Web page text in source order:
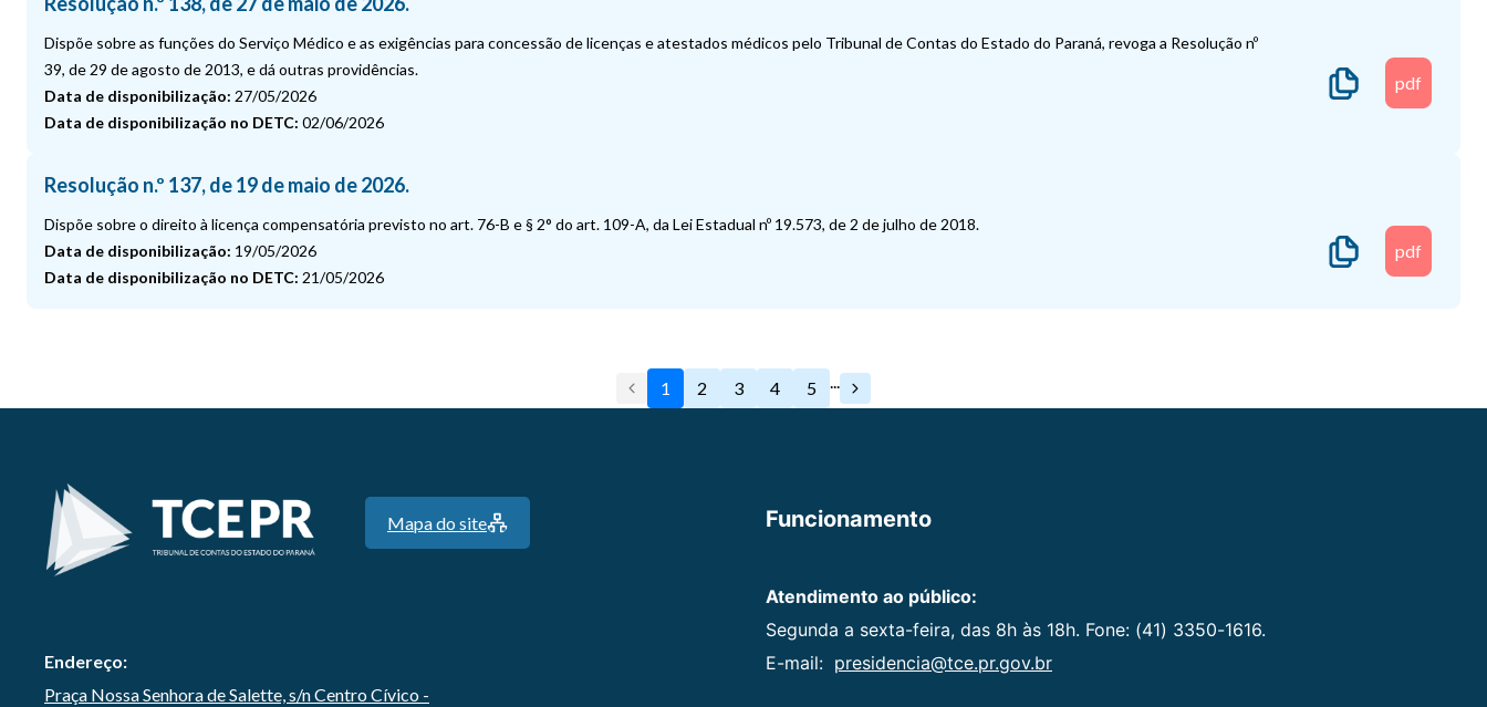
Dispõe sobre as funções do Serviço Médico e as exigências para concessão de licenças e atestados médicos pelo Tribunal de Contas do Estado do Paraná, revoga a Resolução nº
39, de 29 de agosto de 2013, e dá outras providências.
Data de disponibilização: 27/05/2026
Data de disponibilização no DETC: 02/06/2026
pdf
Resolução n.º 137, de 19 de maio de 2026.
Dispõe sobre o direito à licença compensatória previsto no art. 76-B e § 2° do art. 109-A, da Lei Estadual nº 19.573, de 2 de julho de 2018.
Data de disponibilização: 19/05/2026
Data de disponibilização no DETC: 21/05/2026
pdf
1 2 3 4 5 ...
Mapa do site
Endereço:
Praça Nossa Senhora de Salette, s/n Centro Cívico -
Funcionamento
Atendimento ao público:
Segunda a sexta-feira, das 8h às 18h. Fone: (41) 3350-1616.
E-mail: presidencia@tce.pr.gov.br